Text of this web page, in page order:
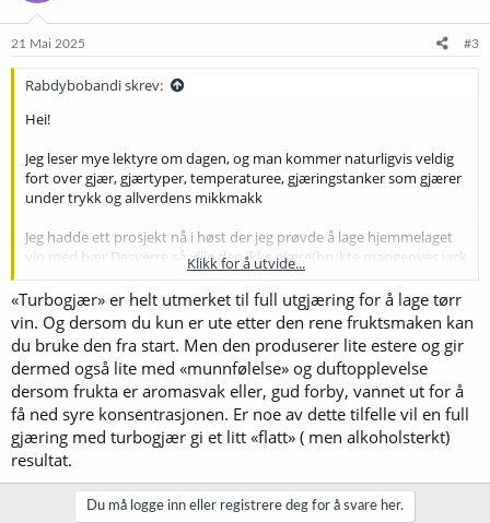
21 Mai 2025 #3
Rabdybobandi skrev:
Hei!
Jeg leser mye lektyre om dagen, og man kommer naturligvis veldig
fort over gjær, gjærtyper, temperaturee, gjæringstanker som gjærer
under trykk og allverdens mikkmakk
Jeg hadde ett prosjekt nå i høst der jeg prøvde å lage hjemmelaget
vin med bær Desverre så ville den ikke gjære(brukte mangeoves jack
vr21. Det ploppet veldig rolig i gjærlåsen og jeg var kjempefornøyd
med at jeg hadde klart å få igang min første gjæring, men det viste
seg at det fortsatt var nesten like mye sukker igjen etter 1 mnd.
Satte gjærstarter på benken og kastet nedi enda en pose, men nå
skjedde det heller ingenting.
Jeg lot dette prosjektet bare stå rolig i gjæringskaret i håp om at det
skulle "gå" seg til med tiden og startet en ny runde der jeg kjørte
vann+sukker uten bær for å få den i gang. Fortsatt med mangeoves
jack gjæren. Nok en gang ingen suksess, så jeg stakk innom en
kamerat som kan å destillere vann og kastet oppi en pakke med
turbogjær sammens med bærene. Nå ploppet det skikkelig i
gjærlåsen og det gjæret skikkeleg ut. Etter 7 dager så stakk jeg om
Klikk for å utvide...
«Turbogjær» er helt utmerket til full utgjæring for å lage tørr
vin. Og dersom du kun er ute etter den rene fruktsmaken kan
du bruke den fra start. Men den produserer lite estere og gir
dermed også lite med «munnfølelse» og duftopplevelse
dersom frukta er aromasvak eller, gud forby, vannet ut for å
få ned syre konsentrasjonen. Er noe av dette tilfelle vil en full
gjæring med turbogjær gi et litt «flatt» ( men alkoholsterkt)
resultat.
Du må logge inn eller registrere deg for å svare her.